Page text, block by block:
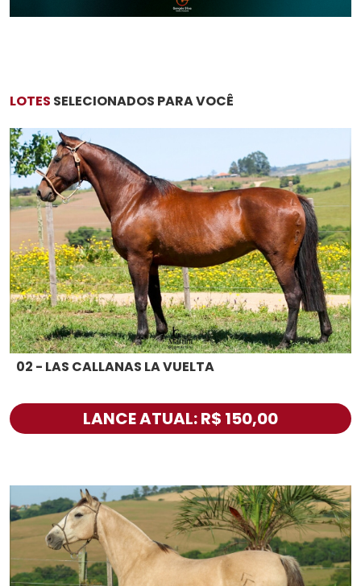
LOTES SELECIONADOS PARA VOCÊ
02 - LAS CALLANAS LA VUELTA
LANCE ATUAL: R$ 150,00